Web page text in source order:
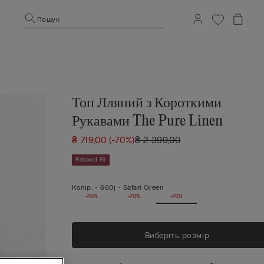
Пошук
Топ Лляний з Короткими
Рукавами The Pure Linen
₴ 719,00(-70%)₴ 2.399,00
Relaxed Fit
Колір: -660j - Safari Green
-70% -70% -70%
Виберіть розмір